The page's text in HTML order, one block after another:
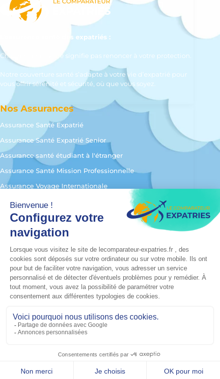
L’assurance santé des expatriés :
Changer de pays ne signifie pas renoncer à votre protection.
Notre couverture santé s’adapte à votre vie d’expatrié pour
vous offrir sérénité et sécurité, où que vous soyez.
Nos Assurances
Assurance Santé Expatrié
Assurance Santé Expatrié Senior
Assurance santé étudiant à l'étranger
Assurance Santé Mission Professionnelle
Assurance Voyage Internationale
Assurance Santé Digital Nomad
Assurance Santé PVT
Contactez-Nous
Agence Paris :218 rue du faubourg St Denis 75010
PARIS
Agence Monteux :1050 chemin des exquerts 84170
MONTEUX
01 70 70 24 24
E-mail :contact@ecg-pereire-assurances.com
Politique de confidentialité Politique de gestion des cookies